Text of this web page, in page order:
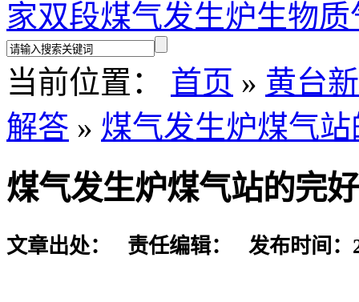
家双段煤气发生炉生物
当前位置：
首页 » 黄台
解答 » 煤气发生炉煤气
煤气发生炉煤气站的完
文章出处： 责任编辑： 发布时间：